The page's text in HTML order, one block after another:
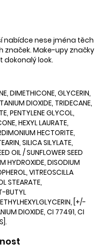
nabídce nese jména těch
značek. Make-upy značky
dokonalý look.
DIMETHICONE, GLYCERIN,
DIOXIDE, TRIDECANE,
PENTYLENE GLYCOL,
HEXYL LAURATE,
HECTORITE,
SILICA SILYLATE,
OIL / SUNFLOWER SEED
HYDROXIDE, DISODIUM
VITREOSCILLA
STEARATE,
BUTYL
[+/-
DIOXIDE, CI 77491, CI